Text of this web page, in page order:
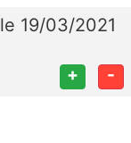
le 19/03/2021
+ -